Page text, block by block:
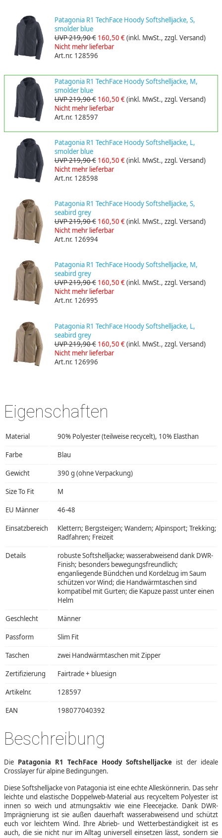
Patagonia R1 TechFace Hoody Softshelljacke, S,
smolder blue
UVP 219,90 € 160,50 €(inkl. MwSt., zzgl. Versand)
Nicht mehr lieferbar
Art.nr. 128596
Patagonia R1 TechFace Hoody Softshelljacke, M,
smolder blue
UVP 219,90 € 160,50 €(inkl. MwSt., zzgl. Versand)
Nicht mehr lieferbar
Art.nr. 128597
Patagonia R1 TechFace Hoody Softshelljacke, L,
smolder blue
UVP 219,90 € 160,50 €(inkl. MwSt., zzgl. Versand)
Nicht mehr lieferbar
Art.nr. 128598
Patagonia R1 TechFace Hoody Softshelljacke, S,
seabird grey
UVP 219,90 € 160,50 €(inkl. MwSt., zzgl. Versand)
Nicht mehr lieferbar
Art.nr. 126994
Patagonia R1 TechFace Hoody Softshelljacke, M,
seabird grey
UVP 219,90 € 160,50 €(inkl. MwSt., zzgl. Versand)
Nicht mehr lieferbar
Art.nr. 126995
Patagonia R1 TechFace Hoody Softshelljacke, L,
seabird grey
UVP 219,90 € 160,50 €(inkl. MwSt., zzgl. Versand)
Nicht mehr lieferbar
Art.nr. 126996
Eigenschaften
Material 90% Polyester (teilweise recycelt), 10% Elasthan
Farbe Blau
Gewicht 390 g (ohne Verpackung)
Size To Fit M
EU Männer 46-48
Einsatzbereich
Klettern; Bergsteigen; Wandern; Alpinsport; Trekking;
Radfahren; Freizeit
Details
robuste Softshelljacke; wasserabweisend dank DWR-
Finish; besonders bewegungsfreundlich;
enganliegende Bündchen und Kordelzug im Saum
schützen vor Wind; die Handwärmtaschen sind
kompatibel mit Gurten; die Kapuze passt unter einen
Helm
Geschlecht Männer
Passform Slim Fit
Taschen zwei Handwärmtaschen mit Zipper
Zertifizierung Fairtrade + bluesign
Artikelnr. 128597
EAN 198077040392
Beschreibung
Die Patagonia R1 TechFace Hoody Softshelljacke ist der ideale
Crosslayer für alpine Bedingungen.
Diese Softshelljacke von Patagonia ist eine echte Alleskönnerin. Das sehr
leichte und elastische Doppelweb-Material aus recyceltem Polyester ist
innen so weich und atmungsaktiv wie eine Fleecejacke. Dank DWR-
Imprägnierung ist sie außen dauerhaft wasserabweisend und schützt
euch vor leichtem Wind. Ihre Abrieb- und Wetterbeständigkeit ist es
auch, die sie nicht nur im Alltag universell einsetzen lässt, sondern sie